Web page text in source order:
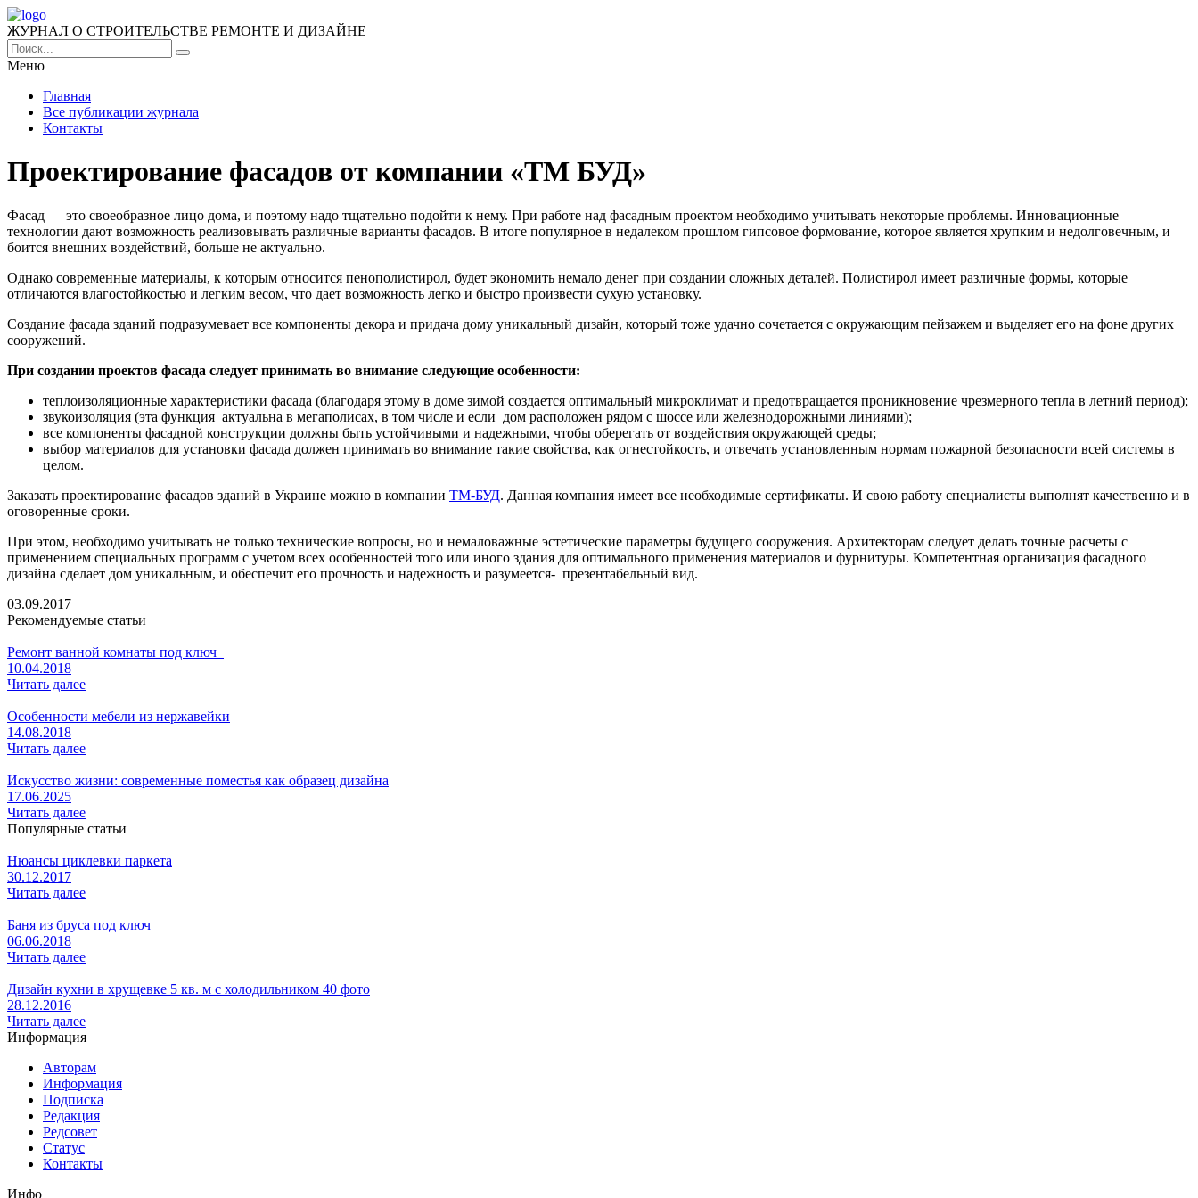
ЖУРНАЛ О СТРОИТЕЛЬСТВЕ РЕМОНТЕ И ДИЗАЙНЕ
Меню
Главная
Все публикации журнала
Контакты
Проектирование фасадов от компании «ТМ БУД»
Фасад — это своеобразное лицо дома, и поэтому надо тщательно подойти к нему. При работе над фасадным проектом необходимо учитывать некоторые проблемы. Инновационные
технологии дают возможность реализовывать различные варианты фасадов. В итоге популярное в недалеком прошлом гипсовое формование, которое является хрупким и недолговечным, и
боится внешних воздействий, больше не актуально.
Однако современные материалы, к которым относится пенополистирол, будет экономить немало денег при создании сложных деталей. Полистирол имеет различные формы, которые
отличаются влагостойкостью и легким весом, что дает возможность легко и быстро произвести сухую установку.
Создание фасада зданий подразумевает все компоненты декора и придача дому уникальный дизайн, который тоже удачно сочетается с окружающим пейзажем и выделяет его на фоне других
сооружений.
При создании проектов фасада следует принимать во внимание следующие особенности:
теплоизоляционные характеристики фасада (благодаря этому в доме зимой создается оптимальный микроклимат и предотвращается проникновение чрезмерного тепла в летний период);
звукоизоляция (эта функция актуальна в мегаполисах, в том числе и если дом расположен рядом с шоссе или железнодорожными линиями);
все компоненты фасадной конструкции должны быть устойчивыми и надежными, чтобы оберегать от воздействия окружающей среды;
выбор материалов для установки фасада должен принимать во внимание такие свойства, как огнестойкость, и отвечать установленным нормам пожарной безопасности всей системы в
целом.
Заказать проектирование фасадов зданий в Украине можно в компании ТМ-БУД. Данная компания имеет все необходимые сертификаты. И свою работу специалисты выполнят качественно и в
оговоренные сроки.
При этом, необходимо учитывать не только технические вопросы, но и немаловажные эстетические параметры будущего сооружения. Архитекторам следует делать точные расчеты с
применением специальных программ с учетом всех особенностей того или иного здания для оптимального применения материалов и фурнитуры. Компетентная организация фасадного
дизайна сделает дом уникальным, и обеспечит его прочность и надежность и разумеется- презентабельный вид.
03.09.2017
Рекомендуемые статьи
Ремонт ванной комнаты под ключ
10.04.2018
Читать далее
Особенности мебели из нержавейки
14.08.2018
Читать далее
Искусство жизни: современные поместья как образец дизайна
17.06.2025
Читать далее
Популярные статьи
Нюансы циклевки паркета
30.12.2017
Читать далее
Баня из бруса под ключ
06.06.2018
Читать далее
Дизайн кухни в хрущевке 5 кв. м с холодильником 40 фото
28.12.2016
Читать далее
Информация
Авторам
Информация
Подписка
Редакция
Редсовет
Статус
Контакты
Инфо